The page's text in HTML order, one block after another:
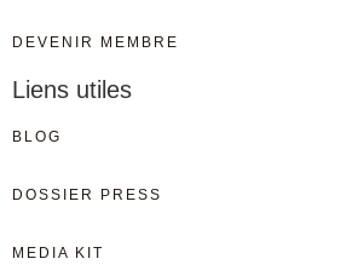
DEVENIR MEMBRE
Liens utiles
BLOG
DOSSIER PRESS
MEDIA KIT